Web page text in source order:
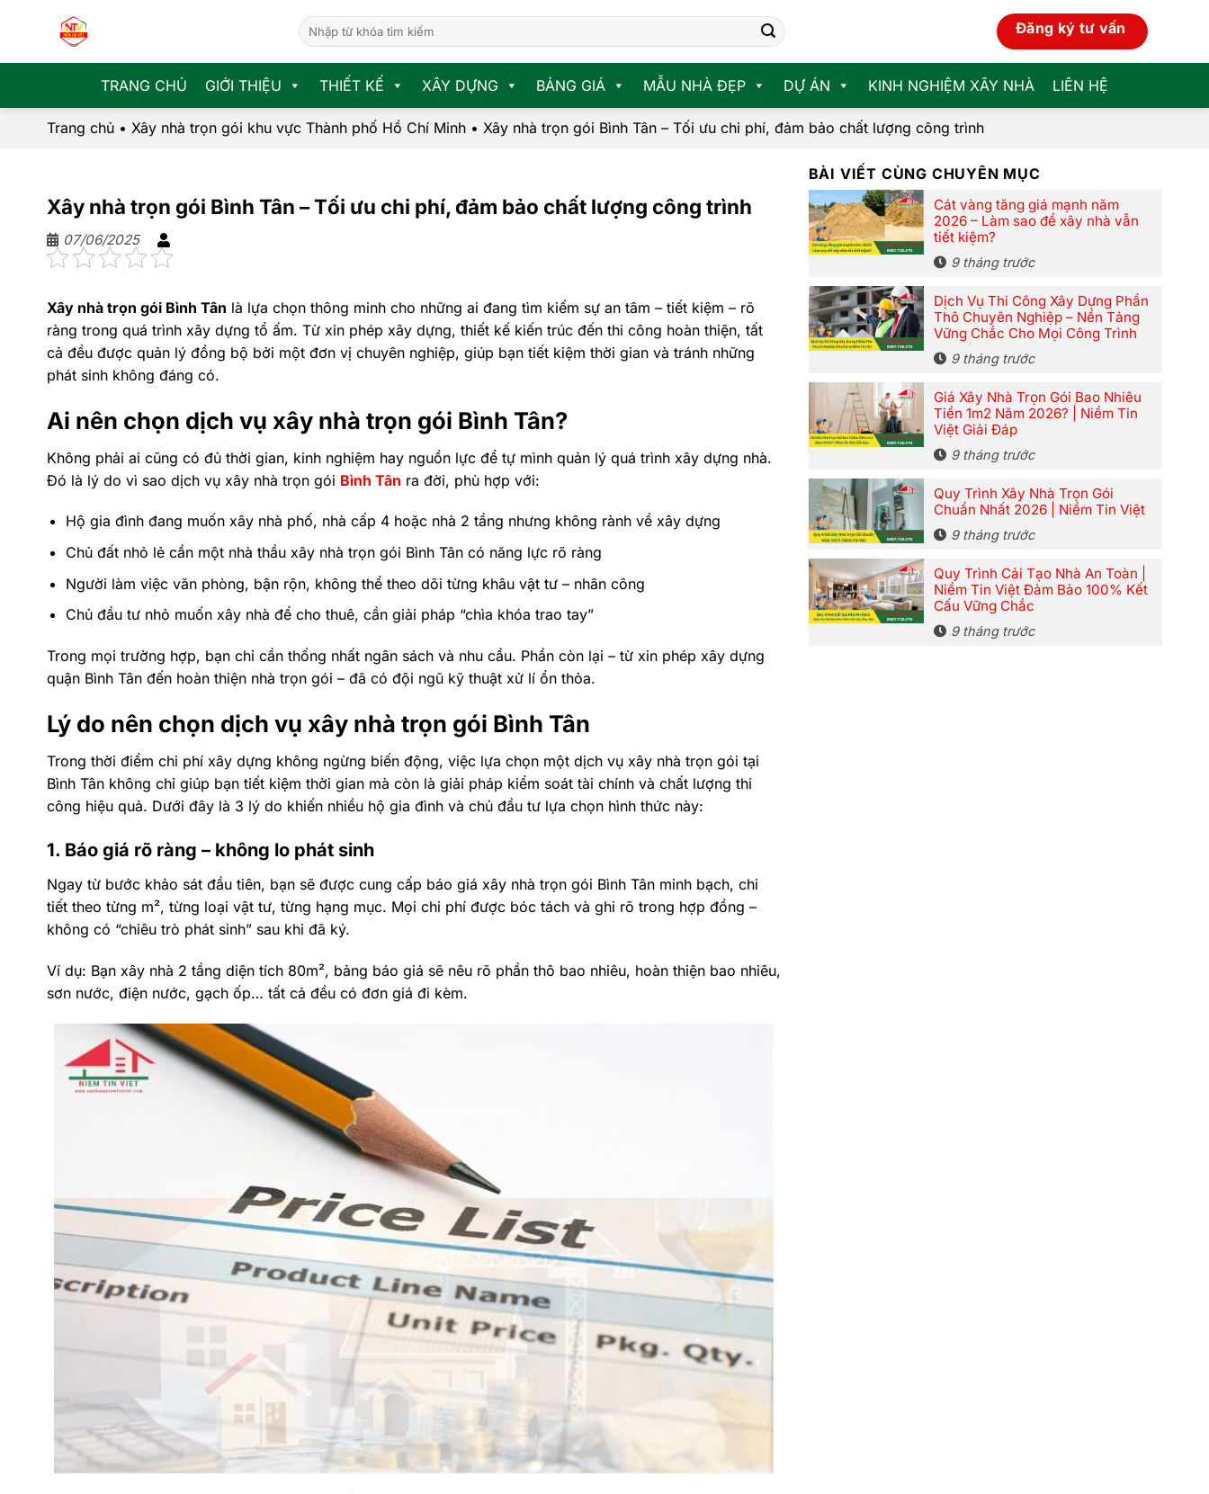
Đăng ký tư vấn
TRANG CHỦ GIỚI THIỆU THIẾT KẾ XÂY DỰNG BẢNG GIÁ MẪU NHÀ ĐẸP DỰ ÁN KINH NGHIỆM XÂY NHÀ LIÊN HỆ
Trang chủ • Xây nhà trọn gói khu vực Thành phố Hồ Chí Minh • Xây nhà trọn gói Bình Tân – Tối ưu chi phí, đảm bảo chất lượng công trình
Xây nhà trọn gói Bình Tân – Tối ưu chi phí, đảm bảo chất lượng công trình
07/06/2025
Xây nhà trọn gói Bình Tân là lựa chọn thông minh cho những ai đang tìm kiếm sự an tâm – tiết kiệm – rõ
ràng trong quá trình xây dựng tổ ấm. Từ xin phép xây dựng, thiết kế kiến trúc đến thi công hoàn thiện, tất
cả đều được quản lý đồng bộ bởi một đơn vị chuyên nghiệp, giúp bạn tiết kiệm thời gian và tránh những
phát sinh không đáng có.
Ai nên chọn dịch vụ xây nhà trọn gói Bình Tân?
Không phải ai cũng có đủ thời gian, kinh nghiệm hay nguồn lực để tự mình quản lý quá trình xây dựng nhà.
Đó là lý do vì sao dịch vụ xây nhà trọn gói Bình Tân ra đời, phù hợp với:
Hộ gia đình đang muốn xây nhà phố, nhà cấp 4 hoặc nhà 2 tầng nhưng không rành về xây dựng
Chủ đất nhỏ lẻ cần một nhà thầu xây nhà trọn gói Bình Tân có năng lực rõ ràng
Người làm việc văn phòng, bận rộn, không thể theo dõi từng khâu vật tư – nhân công
Chủ đầu tư nhỏ muốn xây nhà để cho thuê, cần giải pháp “chìa khóa trao tay”
Trong mọi trường hợp, bạn chỉ cần thống nhất ngân sách và nhu cầu. Phần còn lại – từ xin phép xây dựng
quận Bình Tân đến hoàn thiện nhà trọn gói – đã có đội ngũ kỹ thuật xử lí ổn thỏa.
Lý do nên chọn dịch vụ xây nhà trọn gói Bình Tân
Trong thời điểm chi phí xây dựng không ngừng biến động, việc lựa chọn một dịch vụ xây nhà trọn gói tại
Bình Tân không chỉ giúp bạn tiết kiệm thời gian mà còn là giải pháp kiểm soát tài chính và chất lượng thi
công hiệu quả. Dưới đây là 3 lý do khiến nhiều hộ gia đình và chủ đầu tư lựa chọn hình thức này:
1. Báo giá rõ ràng – không lo phát sinh
Ngay từ bước khảo sát đầu tiên, bạn sẽ được cung cấp báo giá xây nhà trọn gói Bình Tân minh bạch, chi
tiết theo từng m², từng loại vật tư, từng hạng mục. Mọi chi phí được bóc tách và ghi rõ trong hợp đồng –
không có “chiêu trò phát sinh” sau khi đã ký.
Ví dụ: Bạn xây nhà 2 tầng diện tích 80m², bảng báo giá sẽ nêu rõ phần thô bao nhiêu, hoàn thiện bao nhiêu,
sơn nước, điện nước, gạch ốp… tất cả đều có đơn giá đi kèm.
BÀI VIẾT CÙNG CHUYÊN MỤC
Cát vàng tăng giá mạnh năm
2026 – Làm sao để xây nhà vẫn
tiết kiệm?
9 tháng trước
Dịch Vụ Thi Công Xây Dựng Phần
Thô Chuyên Nghiệp – Nền Tảng
Vững Chắc Cho Mọi Công Trình
9 tháng trước
Giá Xây Nhà Trọn Gói Bao Nhiêu
Tiền 1m2 Năm 2026? | Niềm Tin
Việt Giải Đáp
9 tháng trước
Quy Trình Xây Nhà Trọn Gói
Chuẩn Nhất 2026 | Niềm Tin Việt
9 tháng trước
Quy Trình Cải Tạo Nhà An Toàn |
Niềm Tin Việt Đảm Bảo 100% Kết
Cấu Vững Chắc
9 tháng trước